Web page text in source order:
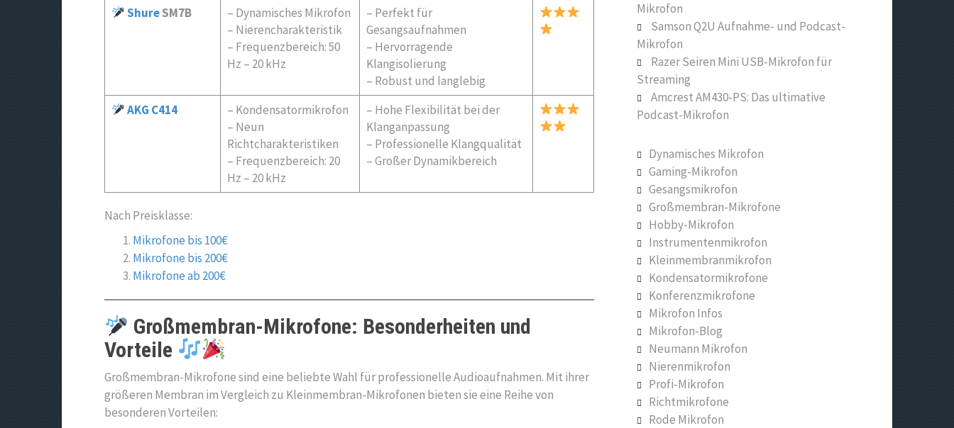
ShureSM7B
– Dynamisches Mikrofon
– Nierencharakteristik
– Frequenzbereich: 50
Hz – 20 kHz
– Perfekt für
Gesangsaufnahmen
– Hervorragende
Klangisolierung
– Robust und langlebig
AKG C414
– Kondensatormikrofon
– Neun
Richtcharakteristiken
– Frequenzbereich: 20
Hz – 20 kHz
– Hohe Flexibilität bei der
Klanganpassung
– Professionelle Klangqualität
– Großer Dynamikbereich
Nach Preisklasse:
Mikrofone bis 100€
Mikrofone bis 200€
Mikrofone ab 200€
Großmembran-Mikrofone: Besonderheiten und
Vorteile
Großmembran-Mikrofone sind eine beliebte Wahl für professionelle Audioaufnahmen. Mit ihrer
größeren Membran im Vergleich zu Kleinmembran-Mikrofonen bieten sie eine Reihe von
besonderen Vorteilen:
Mikrofon
Samson Q2U Aufnahme- und Podcast-
Mikrofon
Razer Seiren Mini USB-Mikrofon für
Streaming
Amcrest AM430-PS: Das ultimative
Podcast-Mikrofon
Dynamisches Mikrofon
Gaming-Mikrofon
Gesangsmikrofon
Großmembran-Mikrofone
Hobby-Mikrofon
Instrumentenmikrofon
Kleinmembranmikrofon
Kondensatormikrofone
Konferenzmikrofone
Mikrofon Infos
Mikrofon-Blog
Neumann Mikrofon
Nierenmikrofon
Profi-Mikrofon
Richtmikrofone
Rode Mikrofon